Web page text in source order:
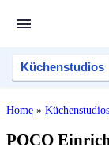
Küchenstudios
Home » Küchenstudios
POCO